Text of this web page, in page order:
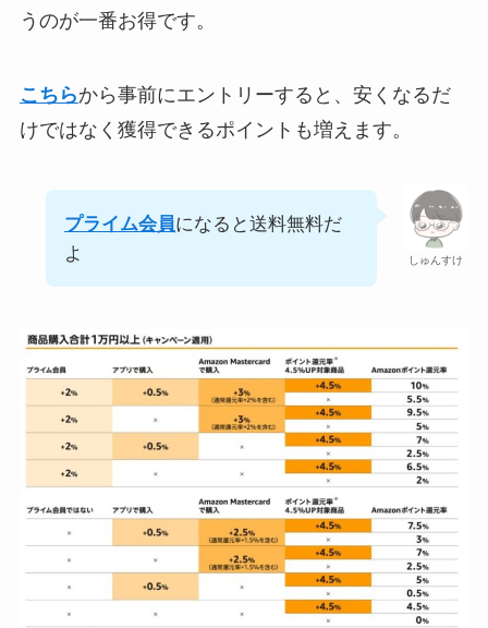
うのが一番お得です。
こちらから事前にエントリーすると、安くなるだ
けではなく獲得できるポイントも増えます。
しゅんすけ
プライム会員になると送料無料だ
よ